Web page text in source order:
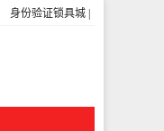
身份验证锁具城